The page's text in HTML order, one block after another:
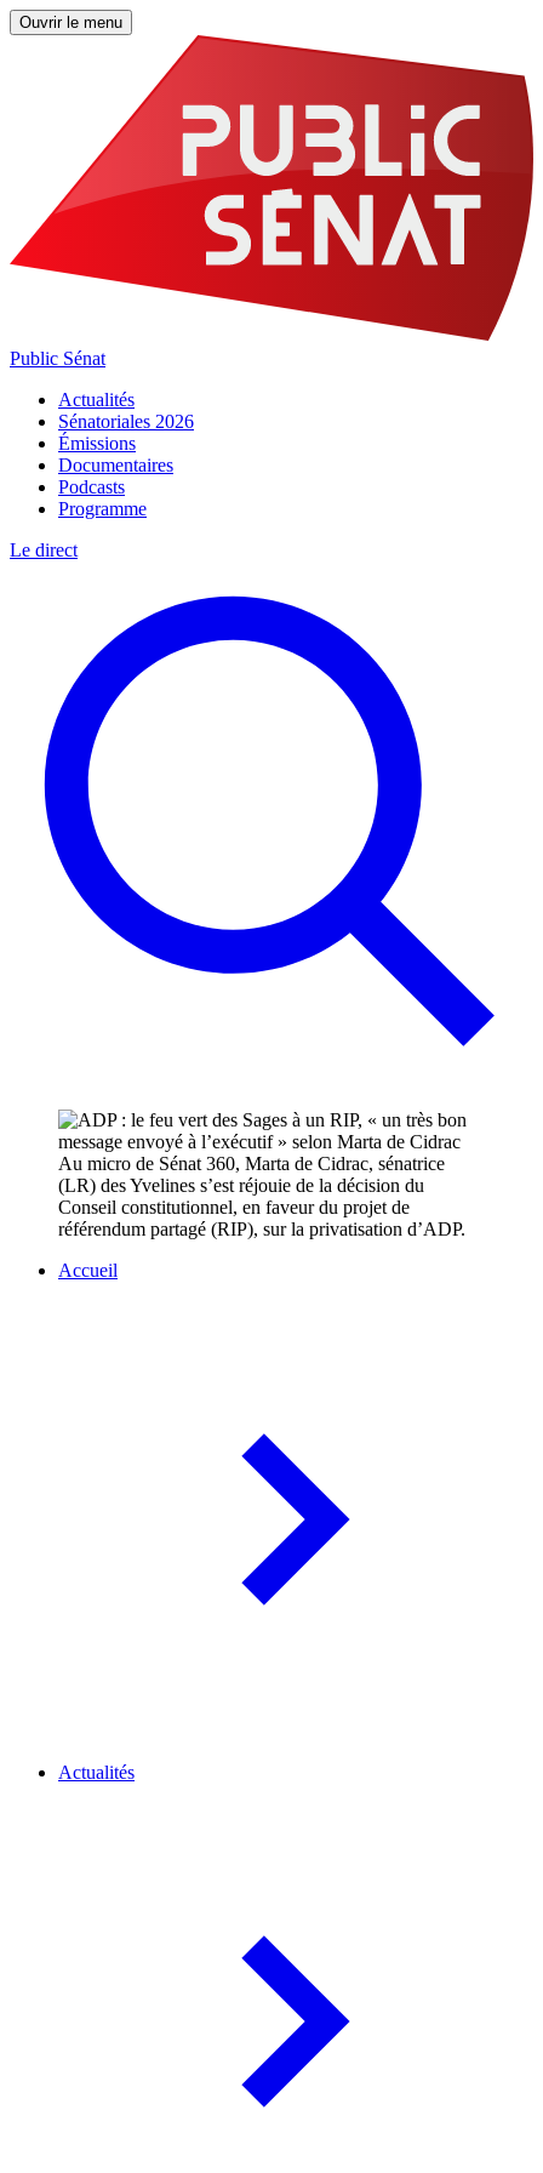
Ouvrir le menu
Public Sénat
Actualités
Sénatoriales 2026
Émissions
Documentaires
Podcasts
Programme
Le direct
Au micro de Sénat 360, Marta de Cidrac, sénatrice
(LR) des Yvelines s’est réjouie de la décision du
Conseil constitutionnel, en faveur du projet de
référendum partagé (RIP), sur la privatisation d’ADP.
Accueil
Actualités